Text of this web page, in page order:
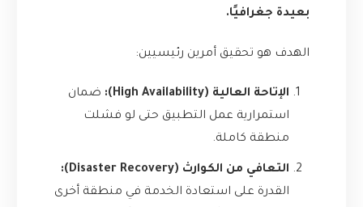
بعيدة جغرافيًا.
الهدف هو تحقيق أمرين رئيسيين:
الإتاحة العالية (High Availability):
ضمان
استمرارية عمل التطبيق حتى لو فشلت
منطقة كاملة.
التعافي من الكوارث (Disaster Recovery):
القدرة على استعادة الخدمة في منطقة أخرى